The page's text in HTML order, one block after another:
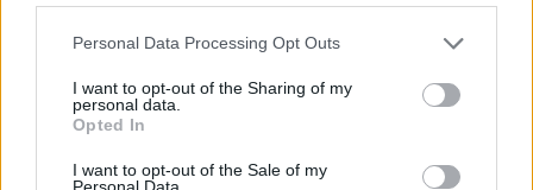
Personal Data Processing Opt Outs
I want to opt-out of the Sharing of my
personal data.
Opted In
I want to opt-out of the Sale of my
Personal Data.
βίντεο, οι συναρμογές, και πολλά άλλα.
Φυσικής Ιστορίας Απολιθωμένου δάσους Λέσβου
παρουσιάζονται τα έργα των φοιτητών και των
φοιτητριώντης Ανώτατης Σχολής Καλών Τεχνών